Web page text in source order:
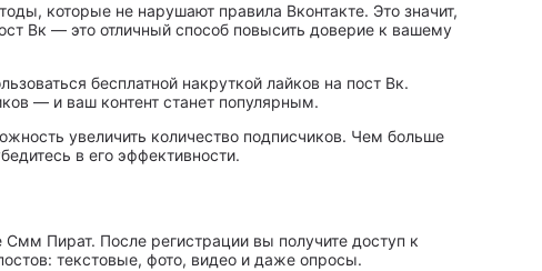
которые не нарушают правила Вконтакте. Это значит,
Вк — это отличный способ повысить доверие к вашему
бесплатной накруткой лайков на пост Вк.
— и ваш контент станет популярным.
увеличить количество подписчиков. Чем больше
в его эффективности.
Смм Пират. После регистрации вы получите доступ к
текстовые, фото, видео и даже опросы.